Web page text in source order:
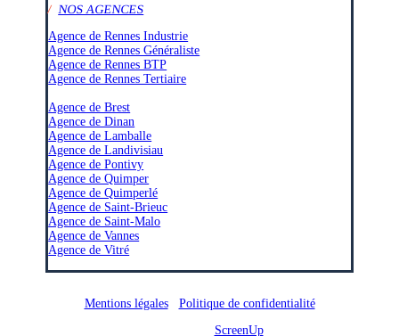
/ NOS AGENCES
Agence de Rennes Industrie
Agence de Rennes Généraliste
Agence de Rennes BTP
Agence de Rennes Tertiaire
Agence de Brest
Agence de Dinan
Agence de Lamballe
Agence de Landivisiau
Agence de Pontivy
Agence de Quimper
Agence de Quimperlé
Agence de Saint-Brieuc
Agence de Saint-Malo
Agence de Vannes
Agence de Vitré
Mentions légales/ Politique de confidentialité
ScreenUp